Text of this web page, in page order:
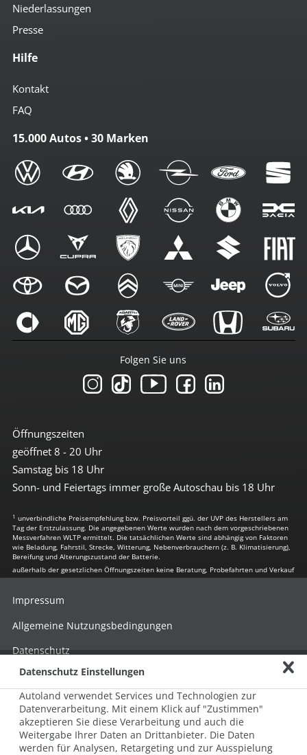
Niederlassungen
Presse
Hilfe
Kontakt
FAQ
15.000 Autos • 30 Marken
Öffnungszeiten
geöffnet 8 - 20 Uhr
Samstag bis 18 Uhr
Sonn- und Feiertags immer große Autoschau bis 18 Uhr
Folgen Sie uns
1 unverbindliche Preisempfehlung bzw. Preisvorteil ggü. der UVP des Herstellers am
Tag der Erstzulassung. Die angegebenen Werte wurden nach dem vorgeschriebenen
Messverfahren WLTP ermittelt. Die tatsächlichen Werte sind abhängig von Faktoren
wie Beladung, Fahrstil, Strecke, Witterung, Nebenverbrauchern (z. B. Klimatisierung),
Bereifung und Alterungszustand der Batterie.
außerhalb der gesetzlichen Öffnungszeiten keine Beratung, Probefahrten und Verkauf
© 2026 AUTOLAND 24 SE & Co. Betriebs KG
Impressum
Allgemeine Nutzungsbedingungen
Datenschutz
Hinweisgebersystem nach HinSchG
Beschwerde nach LkSG
Grundsatzerklärung zum LkSG
Datenschutz Einstellungen
Autoland verwendet Services und Technologien zur
Datenverarbeitung. Mit einem Klick auf "Zustimmen"
akzeptieren Sie diese Verarbeitung und auch die
Weitergabe Ihrer Daten an Drittanbieter. Die Daten
werden für Analysen, Retargeting und zur Ausspielung